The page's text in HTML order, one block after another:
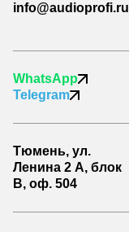
info@audioprofi.ru
WhatsApp
Telegram
Тюмень, ул.
Ленина 2 А, блок
В, оф. 504